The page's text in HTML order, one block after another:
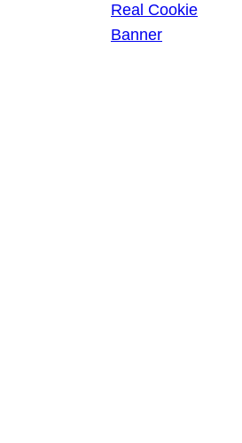
Real Cookie
Banner